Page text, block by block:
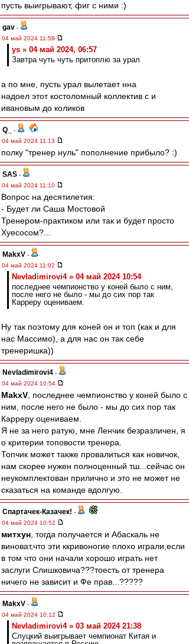
пусть выигрывают, фиг с ними :)
gav -
04 май 2024 11:59
ys » 04 май 2024, 06:57
Завтра чуть чуть притоплю за урал
а по мне, пусть урал вылетает нна
надоел этот костоломный коллектив с и
ивановым до коликов
Q_
-
04 май 2024 11:13
полку "тренер нуль" пополнение прибыло? :)
SAS -
04 май 2024 11:10
Вопрос на десятилетия:
- Будет ли Саша Мостовой
Тренером-практиком или так и будет просто
Хуесосом?...
MakxV -
04 май 2024 11:02
Nevladimirovi4 » 04 май 2024 10:54
последнее чемпионство у коней было с ним,
после него не было - мы до сих пор так
Карреру оцениваем.
Ну так поэтому для коней он и топ (как и для
нас Массимо), а для нас он так себе
тренеришка))
Nevladimirovi4 -
04 май 2024 10:54
MakxV , последнее чемпионство у коней было с
ним, после него не было - мы до сих пор так
Карреру оцениваем.
Я не за него ратую, мне Ленчик безразличен, я
о критерии топовости тренера.
Топчик может также провалиться как новичок,
нам скорее нужен полноценный тш...сейчас он
неукомплектован прилично и это не может не
сказаться на команде вдолгую.
Спартачек-Казачек! -
04 май 2024 10:52
митхун , тогда получается и Абаскаль не
виноват,что эти ккривоногие плохо играли,если
в том что они начали хорошо играть нет
заслуги Слишковича???тоесть от тренера
ничего не зависит и Фе прав...?????
MakxV -
04 май 2024 10:12
Nevladimirovi4 » 03 май 2024 21:38
Слуцкий выигрывает чемпионат Китая и